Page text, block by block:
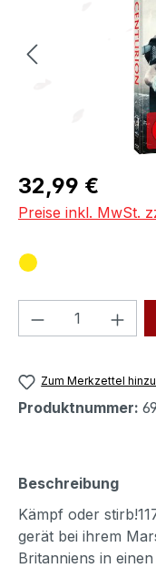
Regulärer Preis:
32,99 €
Preise inkl. MwSt.
Produkt
Zum Merkzettel
Produktnummer:
Beschreibung
Kämpf oder
gerät bei ihrem
Britanniens in